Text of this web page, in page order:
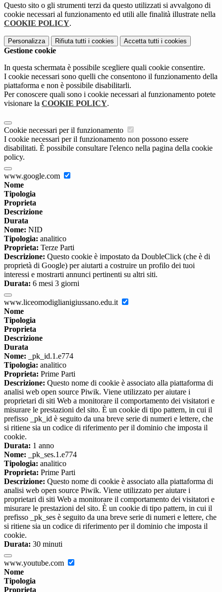
Questo sito o gli strumenti terzi da questo utilizzati si avvalgono di
cookie necessari al funzionamento ed utili alle finalità illustrate nella
COOKIE POLICY.
Personalizza Rifiuta tutti i cookies Accetta tutti i cookies
Gestione cookie
In questa schermata è possibile scegliere quali cookie consentire.
I cookie necessari sono quelli che consentono il funzionamento della
piattaforma e non è possibile disabilitarli.
Per conoscere quali sono i cookie necessari al funzionamento potete
visionare la COOKIE POLICY.
Cookie necessari per il funzionamento
I cookie necessari per il funzionamento non possono essere
disabilitati. È possibile consultare l'elenco nella pagina della cookie
policy.
www.google.com
Nome
Tipologia
Proprieta
Descrizione
Durata
Nome: NID
Tipologia: analitico
Proprieta: Terze Parti
Descrizione: Questo cookie è impostato da DoubleClick (che è di
proprietà di Google) per aiutarti a costruire un profilo dei tuoi
interessi e mostrarti annunci pertinenti su altri siti.
Durata: 6 mesi 3 giorni
www.liceomodiglianigiussano.edu.it
Nome
Tipologia
Proprieta
Descrizione
Durata
Nome: _pk_id.1.e774
Tipologia: analitico
Proprieta: Prime Parti
Descrizione: Questo nome di cookie è associato alla piattaforma di
analisi web open source Piwik. Viene utilizzato per aiutare i
proprietari di siti Web a monitorare il comportamento dei visitatori e
misurare le prestazioni del sito. È un cookie di tipo pattern, in cui il
prefisso _pk_id è seguito da una breve serie di numeri e lettere, che
si ritiene sia un codice di riferimento per il dominio che imposta il
cookie.
Durata: 1 anno
Nome: _pk_ses.1.e774
Tipologia: analitico
Proprieta: Prime Parti
Descrizione: Questo nome di cookie è associato alla piattaforma di
analisi web open source Piwik. Viene utilizzato per aiutare i
proprietari di siti Web a monitorare il comportamento dei visitatori e
misurare le prestazioni del sito. È un cookie di tipo pattern, in cui il
prefisso _pk_ses è seguito da una breve serie di numeri e lettere, che
si ritiene sia un codice di riferimento per il dominio che imposta il
cookie.
Durata: 30 minuti
www.youtube.com
Nome
Tipologia
Proprieta